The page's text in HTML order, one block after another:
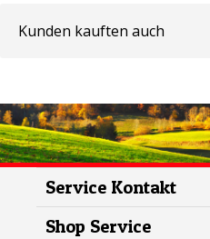
Kunden kauften auch
Service Kontakt
Shop Service